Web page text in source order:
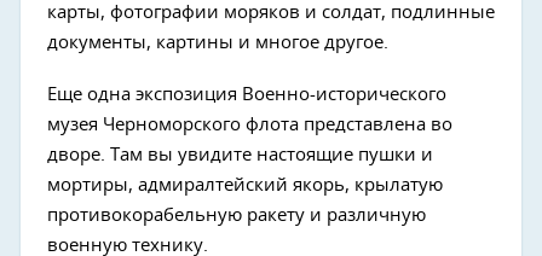
карты, фотографии моряков и солдат, подлинные
документы, картины и многое другое.
Еще одна экспозиция Военно-исторического
музея Черноморского флота представлена во
дворе. Там вы увидите настоящие пушки и
мортиры, адмиралтейский якорь, крылатую
противокорабельную ракету и различную
военную технику.